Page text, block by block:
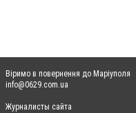
Віримо в повернення до Маріуполя
info@0629.com.ua
Журналисты сайта